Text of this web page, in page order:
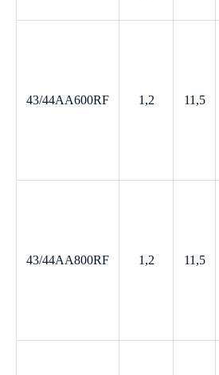
43/44AA600RF 1,2 11,5
43/44AA800RF 1,2 11,5